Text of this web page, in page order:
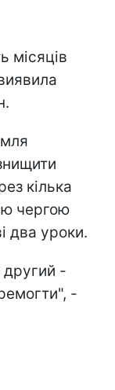
місяців
кілька
чергою
два уроки.
-
-